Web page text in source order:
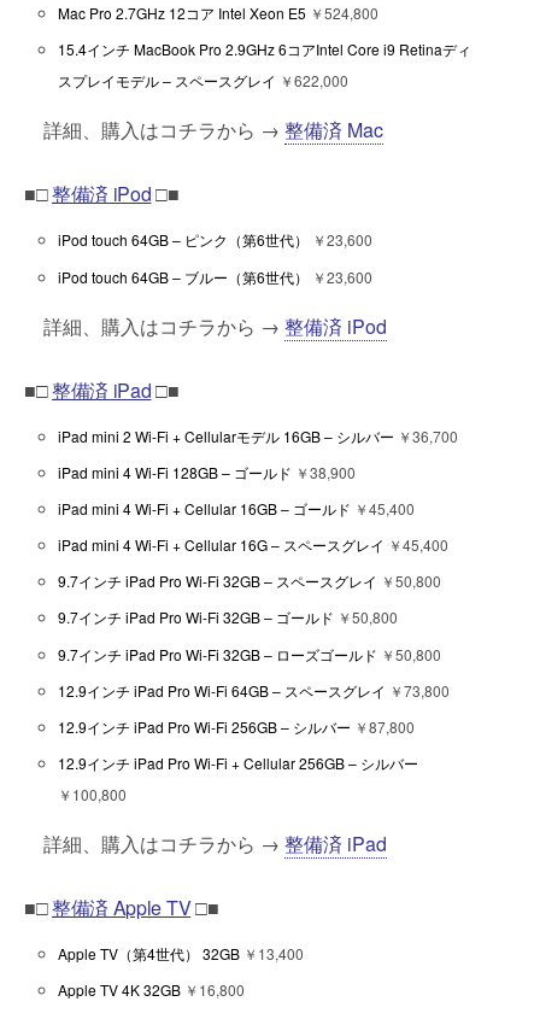
Mac Pro 2.7GHz 12コア Intel Xeon E5 ￥524,800
15.4インチ MacBook Pro 2.9GHz 6コアIntel Core i9 Retinaディ
スプレイモデル – スペースグレイ ￥622,000
詳細、購入はコチラから → 整備済 Mac
■□整備済 iPod□■
iPod touch 64GB – ピンク（第6世代）
￥23,600
iPod touch 64GB – ブルー（第6世代）
￥23,600
詳細、購入はコチラから → 整備済 iPod
■□整備済 iPad□■
iPad mini 2 Wi-Fi + Cellularモデル 16GB – シルバー ￥36,700
iPad mini 4 Wi-Fi 128GB – ゴールド ￥38,900
iPad mini 4 Wi-Fi + Cellular 16GB – ゴールド ￥45,400
iPad mini 4 Wi-Fi + Cellular 16G – スペースグレイ ￥45,400
9.7インチ iPad Pro Wi-Fi 32GB – スペースグレイ ￥50,800
9.7インチ iPad Pro Wi-Fi 32GB – ゴールド ￥50,800
9.7インチ iPad Pro Wi-Fi 32GB – ローズゴールド ￥50,800
12.9インチ iPad Pro Wi-Fi 64GB – スペースグレイ ￥73,800
12.9インチ iPad Pro Wi-Fi 256GB – シルバー ￥87,800
12.9インチ iPad Pro Wi-Fi + Cellular 256GB – シルバー
￥100,800
詳細、購入はコチラから → 整備済 iPad
■□整備済 Apple TV□■
Apple TV（第4世代） 32GB ￥13,400
Apple TV 4K 32GB ￥16,800